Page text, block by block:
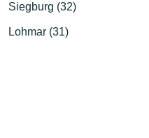
Siegburg (32)
Lohmar (31)